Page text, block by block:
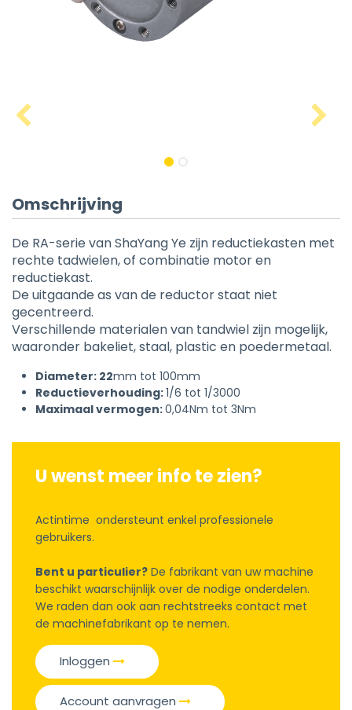
Omschrijving
De RA-serie van ShaYang Ye zijn reductiekasten met
rechte tadwielen, of combinatie motor en
reductiekast.
De uitgaande as van de reductor staat niet
gecentreerd.
Verschillende materialen van tandwiel zijn mogelijk,
waaronder bakeliet, staal, plastic en poedermetaal.
Diameter: 22mm tot 100mm
Reductieverhouding:1/6 tot 1/3000
Maximaal vermogen:0,04Nm tot 3Nm
U wenst meer info te zien?
Actintime ondersteunt enkel professionele
gebruikers.
Bent u particulier? De fabrikant van uw machine
beschikt waarschijnlijk over de nodige onderdelen.
We raden dan ook aan rechtstreeks contact met
de machinefabrikant op te nemen.
Inloggen
Account aanvragen